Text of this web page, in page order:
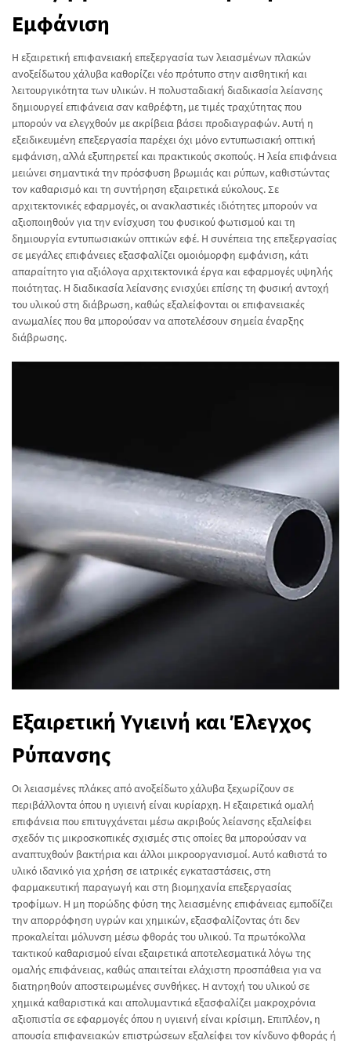
Εμφάνιση
Η εξαιρετική επιφανειακή επεξεργασία των λειασμένων πλακών
ανοξείδωτου χάλυβα καθορίζει νέο πρότυπο στην αισθητική και
λειτουργικότητα των υλικών. Η πολυσταδιακή διαδικασία λείανσης
δημιουργεί επιφάνεια σαν καθρέφτη, με τιμές τραχύτητας που
μπορούν να ελεγχθούν με ακρίβεια βάσει προδιαγραφών. Αυτή η
εξειδικευμένη επεξεργασία παρέχει όχι μόνο εντυπωσιακή οπτική
εμφάνιση, αλλά εξυπηρετεί και πρακτικούς σκοπούς. Η λεία επιφάνεια
μειώνει σημαντικά την πρόσφυση βρωμιάς και ρύπων, καθιστώντας
τον καθαρισμό και τη συντήρηση εξαιρετικά εύκολους. Σε
αρχιτεκτονικές εφαρμογές, οι ανακλαστικές ιδιότητες μπορούν να
αξιοποιηθούν για την ενίσχυση του φυσικού φωτισμού και τη
δημιουργία εντυπωσιακών οπτικών εφέ. Η συνέπεια της επεξεργασίας
σε μεγάλες επιφάνειες εξασφαλίζει ομοιόμορφη εμφάνιση, κάτι
απαραίτητο για αξιόλογα αρχιτεκτονικά έργα και εφαρμογές υψηλής
ποιότητας. Η διαδικασία λείανσης ενισχύει επίσης τη φυσική αντοχή
του υλικού στη διάβρωση, καθώς εξαλείφονται οι επιφανειακές
ανωμαλίες που θα μπορούσαν να αποτελέσουν σημεία έναρξης
διάβρωσης.
Εξαιρετική Υγιεινή και Έλεγχος
Ρύπανσης
Οι λειασμένες πλάκες από ανοξείδωτο χάλυβα ξεχωρίζουν σε
περιβάλλοντα όπου η υγιεινή είναι κυρίαρχη. Η εξαιρετικά ομαλή
επιφάνεια που επιτυγχάνεται μέσω ακριβούς λείανσης εξαλείφει
σχεδόν τις μικροσκοπικές σχισμές στις οποίες θα μπορούσαν να
αναπτυχθούν βακτήρια και άλλοι μικροοργανισμοί. Αυτό καθιστά το
υλικό ιδανικό για χρήση σε ιατρικές εγκαταστάσεις, στη
φαρμακευτική παραγωγή και στη βιομηχανία επεξεργασίας
τροφίμων. Η μη πορώδης φύση της λειασμένης επιφάνειας εμποδίζει
την απορρόφηση υγρών και χημικών, εξασφαλίζοντας ότι δεν
προκαλείται μόλυνση μέσω φθοράς του υλικού. Τα πρωτόκολλα
τακτικού καθαρισμού είναι εξαιρετικά αποτελεσματικά λόγω της
ομαλής επιφάνειας, καθώς απαιτείται ελάχιστη προσπάθεια για να
διατηρηθούν αποστειρωμένες συνθήκες. Η αντοχή του υλικού σε
χημικά καθαριστικά και απολυμαντικά εξασφαλίζει μακροχρόνια
αξιοπιστία σε εφαρμογές όπου η υγιεινή είναι κρίσιμη. Επιπλέον, η
απουσία επιφανειακών επιστρώσεων εξαλείφει τον κίνδυνο φθοράς ή